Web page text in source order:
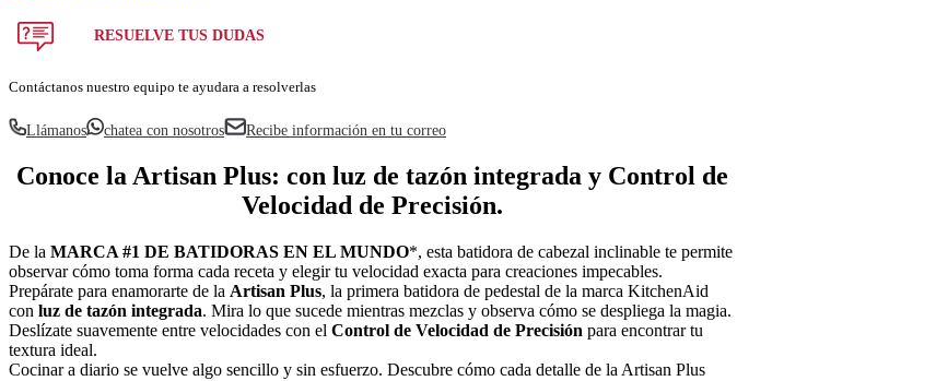
RESUELVE TUS DUDAS
Contáctanos nuestro equipo te ayudara a resolverlas
Llámanos chatea con nosotros Recibe información en tu correo
Conoce la Artisan Plus: con luz de tazón integrada y Control de
Velocidad de Precisión.
De la MARCA #1 DE BATIDORAS EN EL MUNDO*, esta batidora de cabezal inclinable te permite
observar cómo toma forma cada receta y elegir tu velocidad exacta para creaciones impecables.
Prepárate para enamorarte de la Artisan Plus, la primera batidora de pedestal de la marca KitchenAid
con luz de tazón integrada. Mira lo que sucede mientras mezclas y observa cómo se despliega la magia.
Deslízate suavemente entre velocidades con el Control de Velocidad de Precisión para encontrar tu
textura ideal.
Cocinar a diario se vuelve algo sencillo y sin esfuerzo. Descubre cómo cada detalle de la Artisan Plus